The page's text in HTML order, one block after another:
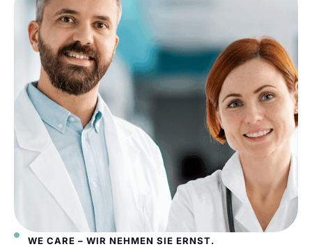
WE CARE – WIR NEHMEN SIE ERNST.